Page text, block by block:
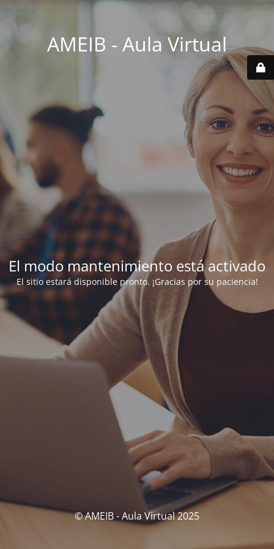
AMEIB - Aula Virtual
El modo mantenimiento está activado
El sitio estará disponible pronto. ¡Gracias por su paciencia!
© AMEIB - Aula Virtual 2025